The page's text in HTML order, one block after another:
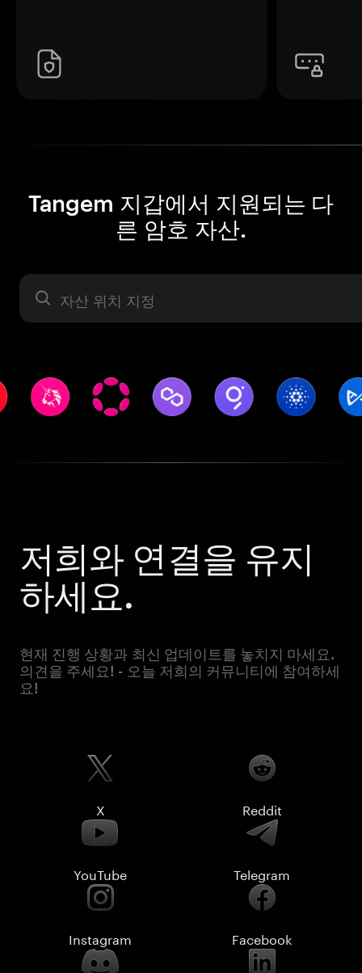
Tangem 지갑에서 지원되는 다
른 암호 자산.
자산 라벨
저희와 연결을 유지
하세요.
현재 진행 상황과 최신 업데이트를 놓치지 마세요.
의견을 주세요! - 오늘 저희의 커뮤니티에 참여하세
요!
X Reddit
YouTube Telegram
Instagram Facebook